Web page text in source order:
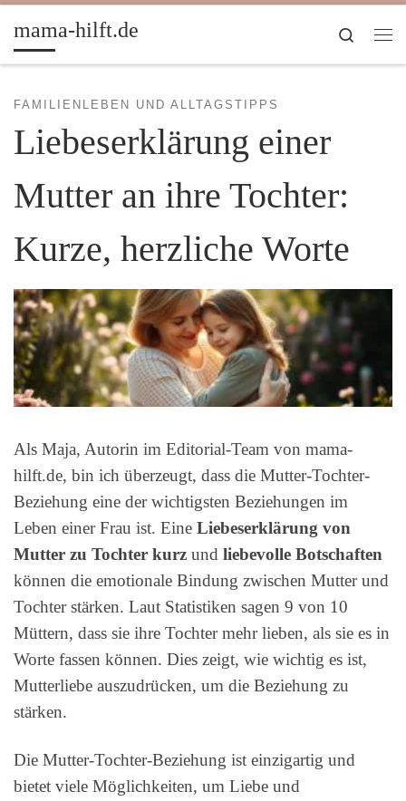
Zum Inhalt springen
mama-hilft.de
Search
FAMILIENLEBEN UND ALLTAGSTIPPS
Liebeserklärung einer
Mutter an ihre Tochter:
Kurze, herzliche Worte
Als Maja, Autorin im Editorial-Team von mama-
hilft.de, bin ich überzeugt, dass die Mutter-Tochter-
Beziehung eine der wichtigsten Beziehungen im
Leben einer Frau ist. Eine Liebeserklärung von
Mutter zu Tochter kurz und liebevolle Botschaften
können die emotionale Bindung zwischen Mutter und
Tochter stärken. Laut Statistiken sagen 9 von 10
Müttern, dass sie ihre Tochter mehr lieben, als sie es in
Worte fassen können. Dies zeigt, wie wichtig es ist,
Mutterliebe auszudrücken, um die Beziehung zu
stärken.
Die Mutter-Tochter-Beziehung ist einzigartig und
bietet viele Möglichkeiten, um Liebe und